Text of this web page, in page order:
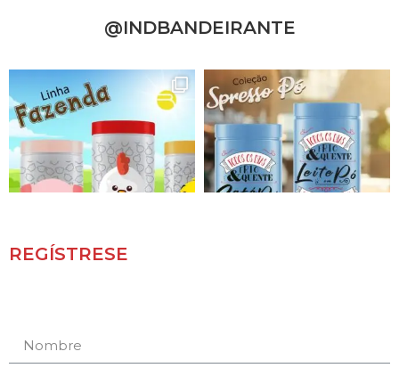
@INDBANDEIRANTE
REGÍSTRESE